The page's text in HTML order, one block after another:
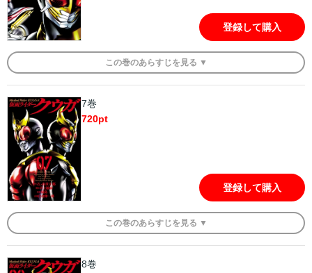
登録して購入
この巻のあらすじを 見る ▼
7巻
720pt
登録して購入
この巻のあらすじを 見る ▼
8巻